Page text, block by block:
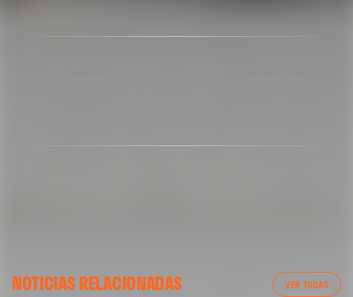
NOTICIAS RELACIONADAS VER TODAS